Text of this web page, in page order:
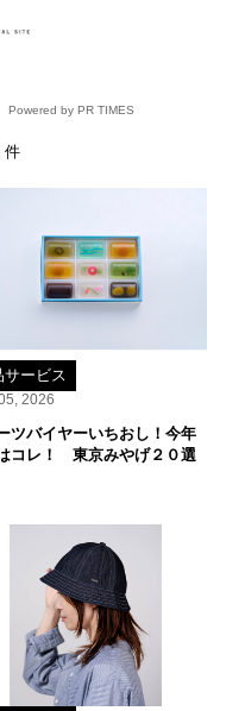
Powered by PR TIMES
件
サービス
2026
ツバイヤーいちおし！今年
コレ！ 東京みやげ２０選